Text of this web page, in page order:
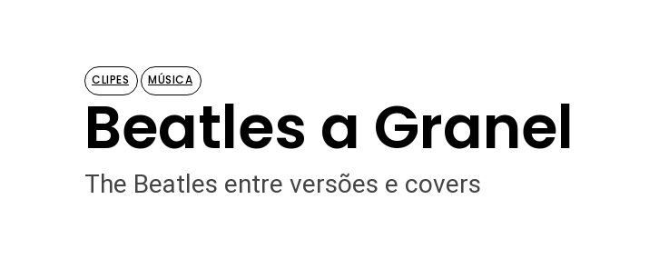
CLIPES MÚSICA
Beatles a Granel
The Beatles entre versões e covers